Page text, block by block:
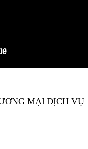
MẠI DỊCH VỤ